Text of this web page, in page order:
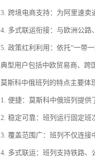
3. 跨境电商支持：为阿里速卖
4. 多式联运衔接：与欧洲公
5. 政策红利利用：依托“一带
典型用户包括中欧贸易商、跨
莫斯科中俄班列的特点主要体
1. 便捷：莫斯科中俄班列提供
2. 稳定可靠：班列运行固定班
3. 覆盖范围广：班列不仅连接
4. 多式联运：班列支持铁路、